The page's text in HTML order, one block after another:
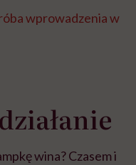
wprowadzenia w
wina? Czasem i